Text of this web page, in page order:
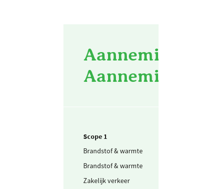
Scope 1
Brandstof & warmte
Brandstof & warmte
Zakelijk verkeer